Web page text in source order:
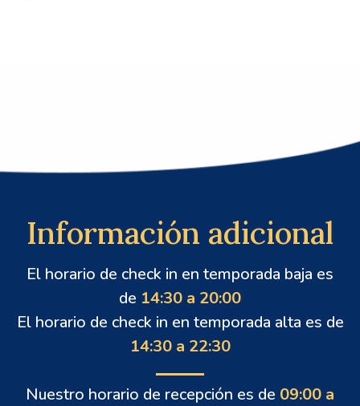
Información adicional
El horario de check in en temporada baja es
de 14:30 a 20:00
El horario de check in en temporada alta es de
14:30 a 22:30
Nuestro horario de recepción es de 09:00 a